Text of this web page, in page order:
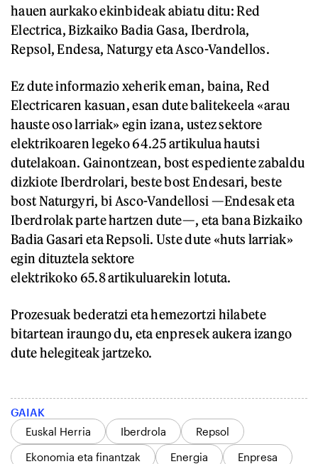
hauen aurkako ekinbideak abiatu ditu: Red
Electrica, Bizkaiko Badia Gasa, Iberdrola,
Repsol, Endesa, Naturgy eta Asco-Vandellos.
Ez dute informazio xeherik eman, baina, Red
Electricaren kasuan, esan dute balitekeela «arau
hauste oso larriak» egin izana, ustez sektore
elektrikoaren legeko 64.25 artikulua hautsi
dutelakoan. Gainontzean, bost espediente zabaldu
dizkiote Iberdrolari, beste bost Endesari, beste
bost Naturgyri, bi Asco-Vandellosi —Endesak eta
Iberdrolak parte hartzen dute—, eta bana Bizkaiko
Badia Gasari eta Repsoli. Uste dute «huts larriak»
egin dituztela sektore
elektrikoko 65.8 artikuluarekin lotuta.
Prozesuak bederatzi eta hemezortzi hilabete
bitartean iraungo du, eta enpresek aukera izango
dute helegiteak jartzeko.
GAIAK
Euskal Herria
Iberdrola
Repsol
Ekonomia eta finantzak
Energia
Enpresa